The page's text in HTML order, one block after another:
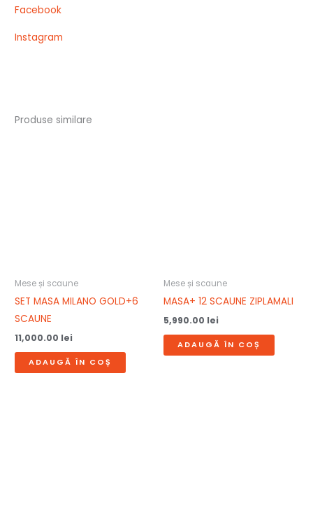
Facebook
Instagram
Produse similare
Mese și scaune
SET MASA MILANO GOLD+6
SCAUNE
11,000.00 lei
ADAUGĂ ÎN COȘ
Mese și scaune
MASA+ 12 SCAUNE ZIPLAMALI
5,990.00 lei
ADAUGĂ ÎN COȘ